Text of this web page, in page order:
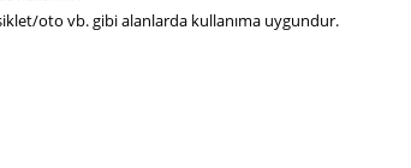
oto vb. gibi alanlarda kullanıma uygundur.